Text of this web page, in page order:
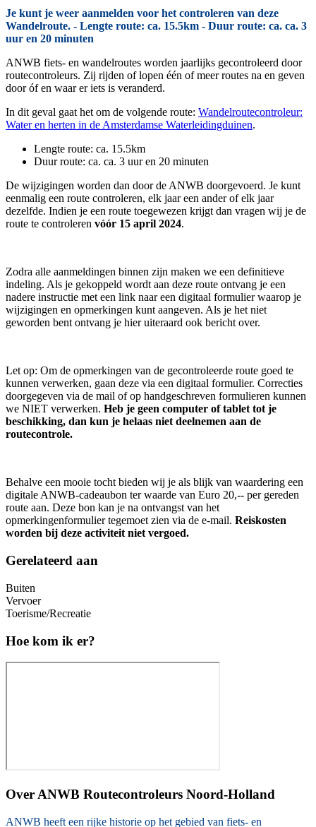
Je kunt je weer aanmelden voor het controleren van deze
Wandelroute. - Lengte route: ca. 15.5km - Duur route: ca. ca. 3
uur en 20 minuten
ANWB fiets- en wandelroutes worden jaarlijks gecontroleerd door
routecontroleurs. Zij rijden of lopen één of meer routes na en geven
door óf en waar er iets is veranderd.
In dit geval gaat het om de volgende route: Wandelroutecontroleur:
Water en herten in de Amsterdamse Waterleidingduinen.
Lengte route: ca. 15.5km
Duur route: ca. ca. 3 uur en 20 minuten
De wijzigingen worden dan door de ANWB doorgevoerd. Je kunt
eenmalig een route controleren, elk jaar een ander of elk jaar
dezelfde. Indien je een route toegewezen krijgt dan vragen wij je de
route te controleren vóór 15 april 2024.
Zodra alle aanmeldingen binnen zijn maken we een definitieve
indeling. Als je gekoppeld wordt aan deze route ontvang je een
nadere instructie met een link naar een digitaal formulier waarop je
wijzigingen en opmerkingen kunt aangeven. Als je het niet
geworden bent ontvang je hier uiteraard ook bericht over.
Let op: Om de opmerkingen van de gecontroleerde route goed te
kunnen verwerken, gaan deze via een digitaal formulier. Correcties
doorgegeven via de mail of op handgeschreven formulieren kunnen
we NIET verwerken. Heb je geen computer of tablet tot je
beschikking, dan kun je helaas niet deelnemen aan de
routecontrole.
Behalve een mooie tocht bieden wij je als blijk van waardering een
digitale ANWB-cadeaubon ter waarde van Euro 20,-- per gereden
route aan. Deze bon kan je na ontvangst van het
opmerkingenformulier tegemoet zien via de e-mail. Reiskosten
worden bij deze activiteit niet vergoed.
Gerelateerd aan
Buiten
Vervoer
Toerisme/Recreatie
Hoe kom ik er?
Over ANWB Routecontroleurs Noord-Holland
ANWB heeft een rijke historie op het gebied van fiets- en